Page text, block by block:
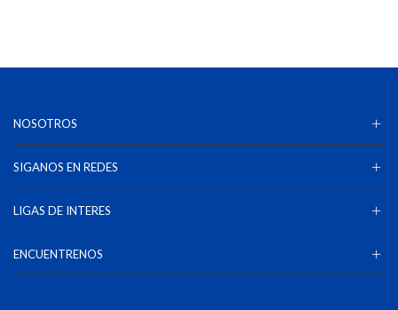
NOSOTROS
SIGANOS EN REDES
LIGAS DE INTERES
ENCUENTRENOS